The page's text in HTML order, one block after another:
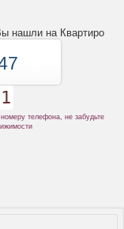
нашли на Квартиро
телефона, не забудьте